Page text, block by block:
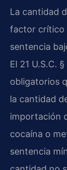
La cantidad
factor crítico
sentencia
El 21 U.S.C.
obligatorios
la cantidad
importación
cocaína o
sentencia